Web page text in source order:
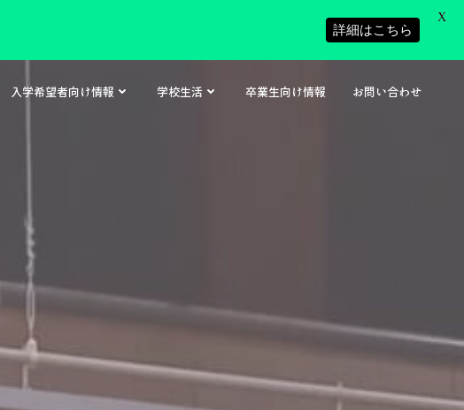
入学希望者向け情報 学校生活 卒業生向け情報 お問い合わせ
詳細はこちら
X